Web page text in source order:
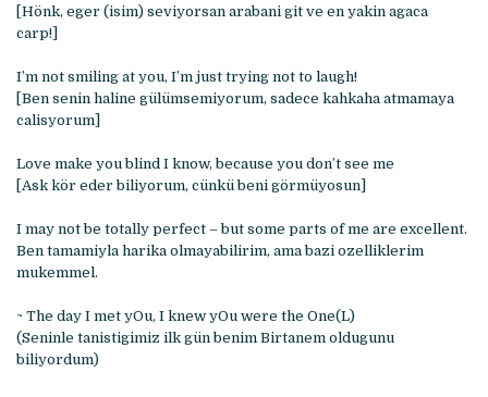
[Hönk, eger (isim) seviyorsan arabani git ve en yakin agaca
carp!]
I’m not smiling at you, I’m just trying not to laugh!
[Ben senin haline gülümsemiyorum, sadece kahkaha atmamaya
calisyorum]
Love make you blind I know, because you don’t see me
[Ask kör eder biliyorum, cünkü beni görmüyosun]
I may not be totally perfect – but some parts of me are excellent.
Ben tamamiyla harika olmayabilirim, ama bazi ozelliklerim
mukemmel.
~ The day I met yOu, I knew yOu were the One(L)
(Seninle tanistigimiz ilk gün benim Birtanem oldugunu
biliyordum)